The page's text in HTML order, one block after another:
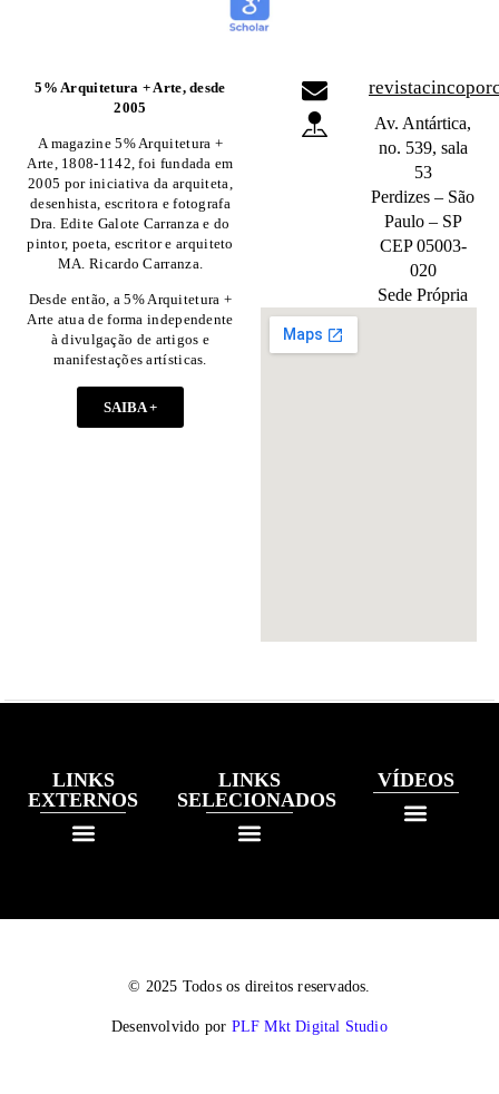
5% Arquitetura + Arte, desde
2005
A magazine 5% Arquitetura +
Arte, 1808-1142, foi fundada em
2005 por iniciativa da arquiteta,
desenhista, escritora e fotografa
Dra. Edite Galote Carranza e do
pintor, poeta, escritor e arquiteto
MA. Ricardo Carranza.
Desde então, a 5% Arquitetura +
Arte atua de forma independente
à divulgação de artigos e
manifestações artísticas.
SAIBA +
Av. Antártica,
no. 539, sala
53
Perdizes – São
Paulo – SP
CEP 05003-
020
Sede Própria
LINKS
EXTERNOS
LINKS
SELECIONADOS
VÍDEOS
© 2025 Todos os direitos reservados.
Desenvolvido por PLF Mkt Digital Studio